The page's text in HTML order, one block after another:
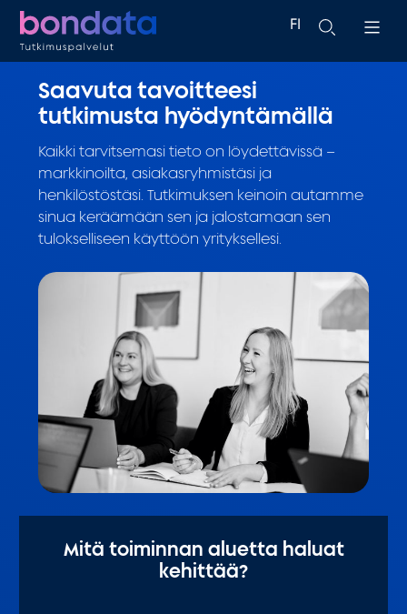
FI
Saavuta tavoitteesi
tutkimusta hyödyntämällä
Kaikki tarvitsemasi tieto on löydettävissä –
markkinoilta, asiakasryhmistäsi ja
henkilöstöstäsi. Tutkimuksen keinoin autamme
sinua keräämään sen ja jalostamaan sen
tulokselliseen käyttöön yrityksellesi.
Mitä toiminnan aluetta haluat
kehittää?